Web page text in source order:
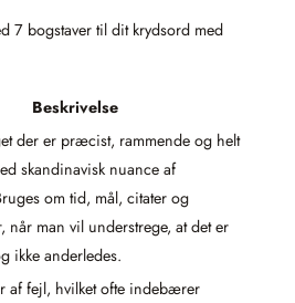
7 bogstaver til dit krydsord med
Beskrivelse
der er præcist, rammende og helt
skandinavisk nuance af
om tid, mål, citater og
når man vil understrege, at det er
ikke anderledes.
af fejl, hvilket ofte indebærer